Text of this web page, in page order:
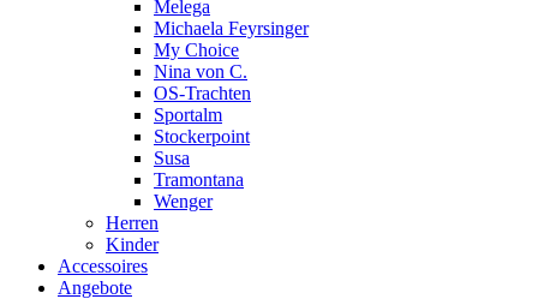
Melega
Michaela Feyrsinger
My Choice
Nina von C.
OS-Trachten
Sportalm
Stockerpoint
Susa
Tramontana
Wenger
Herren
Kinder
Accessoires
Angebote